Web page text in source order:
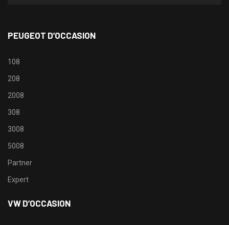
PEUGEOT D’OCCASION
108
208
2008
308
3008
5008
Partner
Expert
VW D’OCCASION